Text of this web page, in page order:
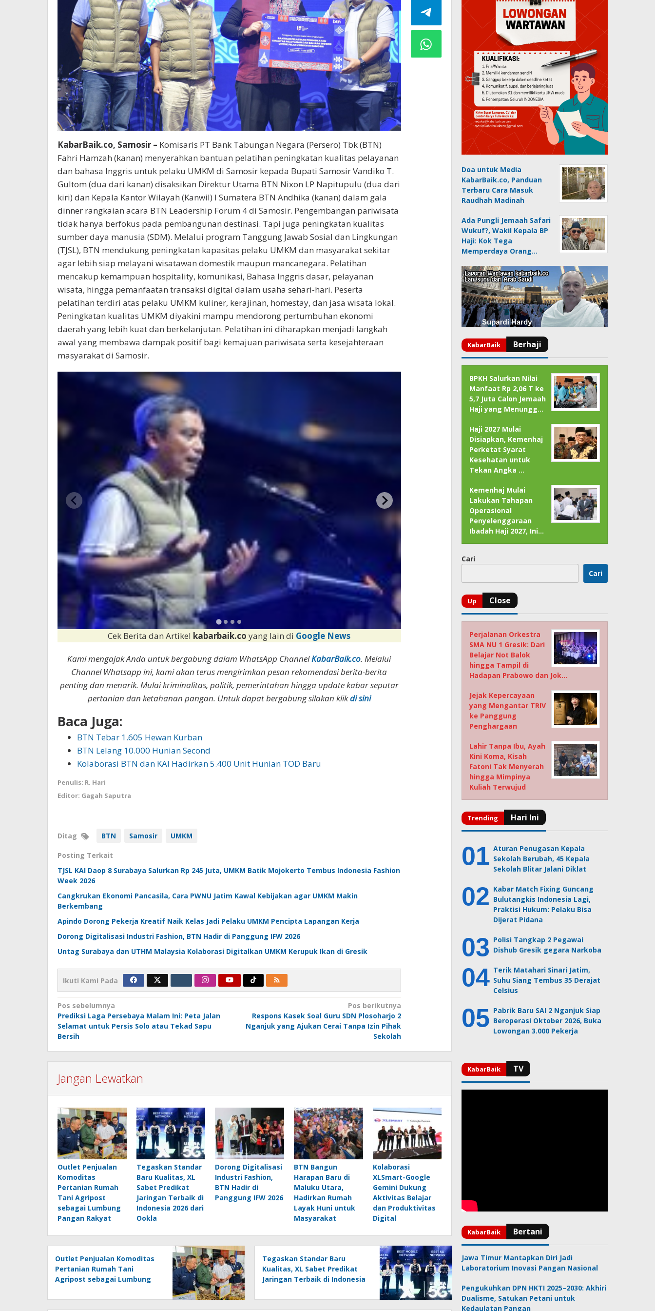
KabarBaik.co, Samosir – Komisaris PT Bank Tabungan Negara (Persero) Tbk (BTN)
Fahri Hamzah (kanan) menyerahkan bantuan pelatihan peningkatan kualitas pelayanan
dan bahasa Inggris untuk pelaku UMKM di Samosir kepada Bupati Samosir Vandiko T.
Gultom (dua dari kanan) disaksikan Direktur Utama BTN Nixon LP Napitupulu (dua dari
kiri) dan Kepala Kantor Wilayah (Kanwil) I Sumatera BTN Andhika (kanan) dalam gala
dinner rangkaian acara BTN Leadership Forum 4 di Samosir. Pengembangan pariwisata
tidak hanya berfokus pada pembangunan destinasi. Tapi juga peningkatan kualitas
sumber daya manusia (SDM). Melalui program Tanggung Jawab Sosial dan Lingkungan
(TJSL), BTN mendukung peningkatan kapasitas pelaku UMKM dan masyarakat sekitar
agar lebih siap melayani wisatawan domestik maupun mancanegara. Pelatihan
mencakup kemampuan hospitality, komunikasi, Bahasa Inggris dasar, pelayanan
wisata, hingga pemanfaatan transaksi digital dalam usaha sehari-hari. Peserta
pelatihan terdiri atas pelaku UMKM kuliner, kerajinan, homestay, dan jasa wisata lokal.
Peningkatan kualitas UMKM diyakini mampu mendorong pertumbuhan ekonomi
daerah yang lebih kuat dan berkelanjutan. Pelatihan ini diharapkan menjadi langkah
awal yang membawa dampak positif bagi kemajuan pariwisata serta kesejahteraan
masyarakat di Samosir.
Cek Berita dan Artikel kabarbaik.coyang lain di Google News
Kami mengajak Anda untuk bergabung dalam WhatsApp ChannelKabarBaik.co. Melalui
Channel Whatsapp ini, kami akan terus mengirimkan pesan rekomendasi berita-berita
penting dan menarik. Mulai kriminalitas, politik, pemerintahan hingga update kabar seputar
pertanian dan ketahanan pangan. Untuk dapat bergabung silakan klikdi sini
Baca Juga:
BTN Tebar 1.605 Hewan Kurban
BTN Lelang 10.000 Hunian Second
Kolaborasi BTN dan KAI Hadirkan 5.400 Unit Hunian TOD Baru
Penulis: R. Hari
Editor: Gagah Saputra
Ditag BTN Samosir UMKM
Posting Terkait
TJSL KAI Daop 8 Surabaya Salurkan Rp 245 Juta, UMKM Batik Mojokerto Tembus Indonesia Fashion
Week 2026
Cangkrukan Ekonomi Pancasila, Cara PWNU Jatim Kawal Kebijakan agar UMKM Makin
Berkembang
Apindo Dorong Pekerja Kreatif Naik Kelas Jadi Pelaku UMKM Pencipta Lapangan Kerja
Dorong Digitalisasi Industri Fashion, BTN Hadir di Panggung IFW 2026
Untag Surabaya dan UTHM Malaysia Kolaborasi Digitalkan UMKM Kerupuk Ikan di Gresik
Ikuti Kami Pada
Navigasi
pos
Pos sebelumnya
Prediksi Laga Persebaya Malam Ini: Peta Jalan
Selamat untuk Persis Solo atau Tekad Sapu
Bersih
Pos berikutnya
Respons Kasek Soal Guru SDN Plosoharjo 2
Nganjuk yang Ajukan Cerai Tanpa Izin Pihak
Sekolah
Jangan Lewatkan
Outlet Penjualan
Komoditas
Pertanian Rumah
Tani Agripost
sebagai Lumbung
Pangan Rakyat
Tegaskan Standar
Baru Kualitas, XL
Sabet Predikat
Jaringan Terbaik di
Indonesia 2026 dari
Ookla
Dorong Digitalisasi
Industri Fashion,
BTN Hadir di
Panggung IFW 2026
BTN Bangun
Harapan Baru di
Maluku Utara,
Hadirkan Rumah
Layak Huni untuk
Masyarakat
Kolaborasi
XLSmart-Google
Gemini Dukung
Aktivitas Belajar
dan Produktivitas
Digital
Outlet Penjualan Komoditas
Pertanian Rumah Tani
Agripost sebagai Lumbung
Tegaskan Standar Baru
Kualitas, XL Sabet Predikat
Jaringan Terbaik di Indonesia
Doa untuk Media
KabarBaik.co, Panduan
Terbaru Cara Masuk
Raudhah Madinah
Ada Pungli Jemaah Safari
Wukuf?, Wakil Kepala BP
Haji: Kok Tega
Memperdaya Orang…
BPKH Salurkan Nilai
Manfaat Rp 2,06 T ke
5,7 Juta Calon Jemaah
Haji yang Menungg…
Haji 2027 Mulai
Disiapkan, Kemenhaj
Perketat Syarat
Kesehatan untuk
Tekan Angka …
Kemenhaj Mulai
Lakukan Tahapan
Operasional
Penyelenggaraan
Ibadah Haji 2027, Ini…
Cari
Cari
Perjalanan Orkestra
SMA NU 1 Gresik: Dari
Belajar Not Balok
hingga Tampil di
Hadapan Prabowo dan Jok…
Jejak Kepercayaan
yang Mengantar TRIV
ke Panggung
Penghargaan
Lahir Tanpa Ibu, Ayah
Kini Koma, Kisah
Fatoni Tak Menyerah
hingga Mimpinya
Kuliah Terwujud
Aturan Penugasan Kepala
Sekolah Berubah, 45 Kepala
Sekolah Blitar Jalani Diklat
Kabar Match Fixing Guncang
Bulutangkis Indonesia Lagi,
Praktisi Hukum: Pelaku Bisa
Dijerat Pidana
Polisi Tangkap 2 Pegawai
Dishub Gresik gegara Narkoba
Terik Matahari Sinari Jatim,
Suhu Siang Tembus 35 Derajat
Celsius
Pabrik Baru SAI 2 Nganjuk Siap
Beroperasi Oktober 2026, Buka
Lowongan 3.000 Pekerja
Jawa Timur Mantapkan Diri Jadi
Laboratorium Inovasi Pangan Nasional
Pengukuhkan DPN HKTI 2025–2030: Akhiri
Dualisme, Satukan Petani untuk
Kedaulatan Pangan